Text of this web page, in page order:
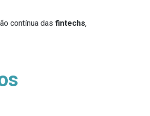
contínua das fintechs,